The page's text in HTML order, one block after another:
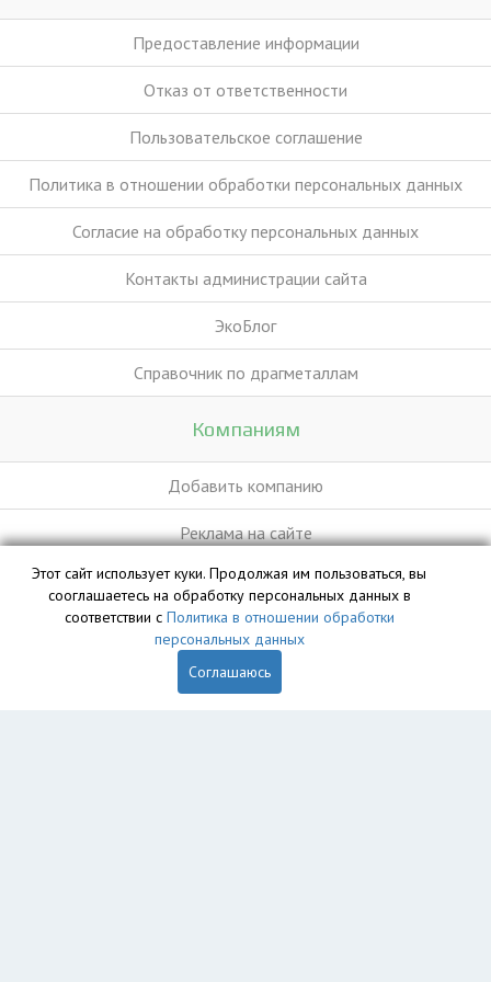
Предоставление информации
Отказ от ответственности
Пользовательское соглашение
Политика в отношении обработки персональных данных
Согласие на обработку персональных данных
Контакты администрации сайта
ЭкоБлог
Справочник по драгметаллам
Компаниям
Добавить компанию
Реклама на сайте
База данных сайта vyvoz.org является интеллектуальной
собственностью ООО «Профит» и охраняется законом.
Этот сайт использует куки. Продолжая им пользоваться, вы
сооглашаетесь на обработку персональных данных в
соответствии с Политика в отношении обработки
персональных данных
Соглашаюсь